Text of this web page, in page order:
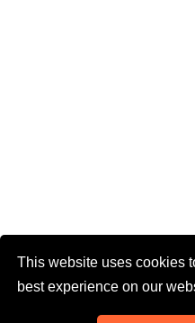
This website uses cookies
best experience on our